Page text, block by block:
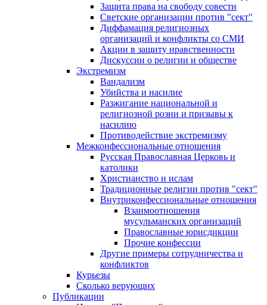
Защита права на свободу совести
Светские организации против "сект"
Диффамация религиозных
организаций и конфликты со СМИ
Акции в защиту нравственности
Дискуссии о религии и обществе
Экстремизм
Вандализм
Убийства и насилие
Разжигание национальной и
религиозной розни и призывы к
насилию
Противодействие экстремизму
Межконфессиональные отношения
Русская Православная Церковь и
католики
Христианство и ислам
Традиционные религии против "сект"
Внутриконфессиональные отношения
Взаимоотношения
мусульманских организаций
Православные юрисдикции
Прочие конфессии
Другие примеры сотрудничества и
конфликтов
Курьезы
Сколько верующих
Публикации